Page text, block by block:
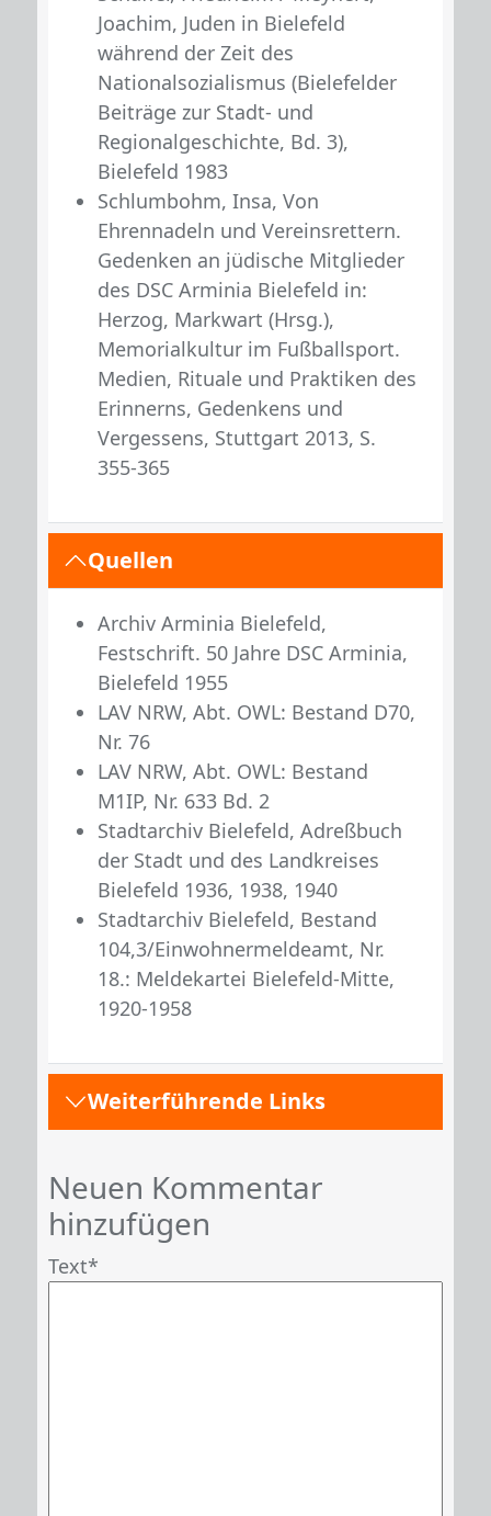
Joachim, Juden in Bielefeld
während der Zeit des
Nationalsozialismus (Bielefelder
Beiträge zur Stadt- und
Regionalgeschichte, Bd. 3),
Bielefeld 1983
Schlumbohm, Insa, Von
Ehrennadeln und Vereinsrettern.
Gedenken an jüdische Mitglieder
des DSC Arminia Bielefeld in:
Herzog, Markwart (Hrsg.),
Memorialkultur im Fußballsport.
Medien, Rituale und Praktiken des
Erinnerns, Gedenkens und
Vergessens, Stuttgart 2013, S.
355-365
Quellen
Archiv Arminia Bielefeld,
Festschrift. 50 Jahre DSC Arminia,
Bielefeld 1955
LAV NRW, Abt. OWL: Bestand D70,
Nr. 76
LAV NRW, Abt. OWL: Bestand
M1IP, Nr. 633 Bd. 2
Stadtarchiv Bielefeld, Adreßbuch
der Stadt und des Landkreises
Bielefeld 1936, 1938, 1940
Stadtarchiv Bielefeld, Bestand
104,3/Einwohnermeldeamt, Nr.
18.: Meldekartei Bielefeld-Mitte,
1920-1958
Weiterführende Links
Neuen Kommentar
hinzufügen
Text